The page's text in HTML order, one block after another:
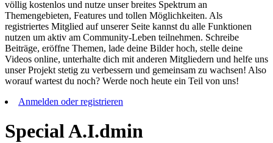
völlig kostenlos und nutze unser breites Spektrum an
Themengebieten, Features und tollen Möglichkeiten. Als
registriertes Mitglied auf unserer Seite kannst du alle Funktionen
nutzen um aktiv am Community-Leben teilnehmen. Schreibe
Beiträge, eröffne Themen, lade deine Bilder hoch, stelle deine
Videos online, unterhalte dich mit anderen Mitgliedern und helfe uns
unser Projekt stetig zu verbessern und gemeinsam zu wachsen! Also
worauf wartest du noch? Werde noch heute ein Teil von uns!
Anmelden oder registrieren
Special A.I.dmin